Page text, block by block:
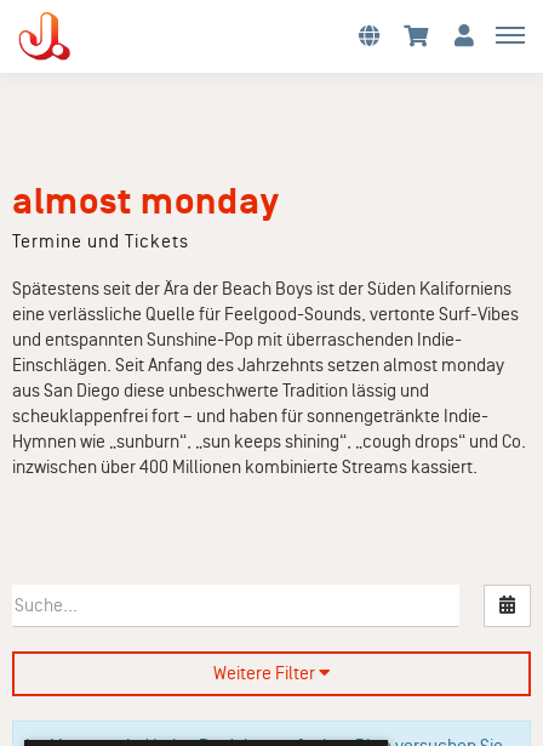
almost monday
Termine und Tickets
Spätestens seit der Ära der Beach Boys ist der Süden Kaliforniens
eine verlässliche Quelle für Feelgood-Sounds, vertonte Surf-Vibes
und entspannten Sunshine-Pop mit überraschenden Indie-
Einschlägen. Seit Anfang des Jahrzehnts setzen almost monday
aus San Diego diese unbeschwerte Tradition lässig und
scheuklappenfrei fort – und haben für sonnengetränkte Indie-
Hymnen wie „sunburn“, „sun keeps shining“, „cough drops“ und Co.
inzwischen über 400 Millionen kombinierte Streams kassiert.
Weitere Filter